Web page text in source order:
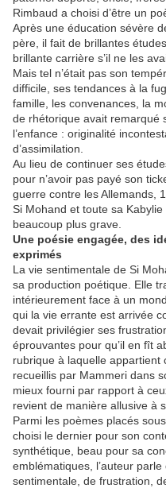
Rimbaud a choisi d’être un
Après une éducation sévère
père, il fait de brillantes
brillante carrière s’il ne les
Mais tel n’était pas son
difficile, ses tendances à la
famille, les convenances, la
de rhétorique avait remarqué
l’enfance : originalité
d’assimilation.
Au lieu de continuer ses
pour n’avoir pas payé son
guerre contre les Allemands,
Si Mohand et toute sa
beaucoup plus grave.
Une poésie engagée, des
exprimés
La vie sentimentale de Si
sa production poétique. Elle
intérieurement face à un
qui la vie errante est arrivée
devait privilégier ses
éprouvantes pour qu’il en fît
rubrique à laquelle appartient
recueillis par Mammeri dans
mieux fourni par rapport à
revient de manière allusive à
Parmi les poèmes placés
choisi le dernier pour son
synthétique, beau pour sa
emblématiques, l’auteur
sentimentale, de frustration,